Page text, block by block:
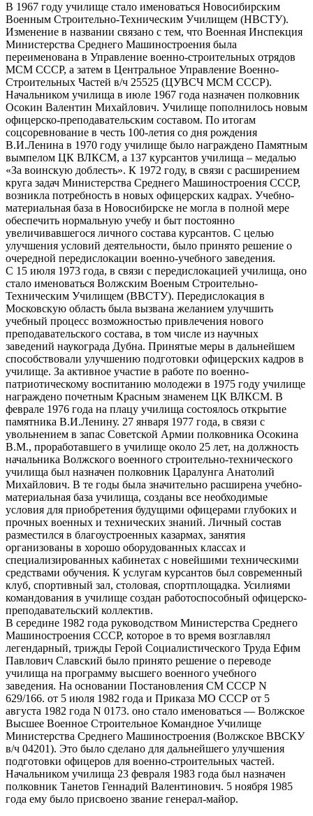
В 1967 году училище стало именоваться Новосибирским
Военным Строительно-Техническим Училищем (НВСТУ).
Изменение в названии связано с тем, что Военная Инспекция
Министерства Среднего Машиностроения была
переименована в Управление военно-строительных отрядов
МСМ СССР, а затем в Центральное Управление Военно-
Строительных Частей в/ч 25525 (ЦУВСЧ МСМ СССР).
Начальником училища в июле 1967 года назначен полковник
Осокин Валентин Михайлович. Училище пополнилось новым
офицерско-преподавательским составом. По итогам
соцсоревнование в честь 100-летия со дня рождения
В.И.Ленина в 1970 году училище было награждено Памятным
вымпелом ЦК ВЛКСМ, а 137 курсантов училища – медалью
«За воинскую доблесть». К 1972 году, в связи с расширением
круга задач Министерства Среднего Машиностроения СССР,
возникла потребность в новых офицерских кадрах. Учебно-
материальная база в Новосибирске не могла в полной мере
обеспечить нормальную учебу и быт постоянно
увеличивавшегося личного состава курсантов. С целью
улучшения условий деятельности, было принято решение о
очередной передислокации военно-учебного заведения.
С 15 июля 1973 года, в связи с передислокацией училища, оно
стало именоваться Волжским Военым Строительно-
Техническим Училищем (ВВСТУ). Передислокация в
Московскую область была вызвана желанием улучшить
учебный процесс возможностью привлечения нового
преподавательского состава, в том числе из научных
заведений наукограда Дубна. Принятые меры в дальнейшем
способствовали улучшению подготовки офицерских кадров в
училище. За активное участие в работе по военно-
патриотическому воспитанию молодежи в 1975 году училище
награждено почетным Красным знаменем ЦК ВЛКСМ. В
феврале 1976 года на плацу училища состоялось открытие
памятника В.И.Ленину. 27 января 1977 года, в связи с
увольнением в запас Советской Армии полковника Осокина
В.М., проработавшего в училище около 25 лет, на должность
начальника Волжского военного строительно-технического
училища был назначен полковник Царалунга Анатолий
Михайлович. В те годы была значительно расширена учебно-
материальная база училища, созданы все необходимые
условия для приобретения будущими офицерами глубоких и
прочных военных и технических знаний. Личный состав
разместился в благоустроенных казармах, занятия
организованы в хорошо оборудованных классах и
специализированных кабинетах с новейшими техническими
средствами обучения. К услугам курсантов был современный
клуб, спортивный зал, столовая, спортплощадка. Усилиями
командования в училище создан работоспособный офицерско-
преподавательский коллектив.
В середине 1982 года руководством Министерства Среднего
Машиностроения СССР, которое в то время возглавлял
легендарный, трижды Герой Социалистического Труда Ефим
Павлович Славский было принято решение о переводе
училища на программу высшего военного учебного
заведения. На основании Постановления СМ СССР N
629/166. от 5 июля 1982 года и Приказа МО СССР от 5
августа 1982 года N 0173. оно стало именоваться — Волжское
Высшее Военное Строительное Командное Училище
Министерства Среднего Машиностроения (Волжское ВВСКУ
в/ч 04201). Это было сделано для дальнейшего улучшения
подготовки офицеров для военно-строительных частей.
Начальником училища 23 февраля 1983 года был назначен
полковник Танетов Геннадий Валентинович. 5 ноября 1985
года ему было присвоено звание генерал-майор.